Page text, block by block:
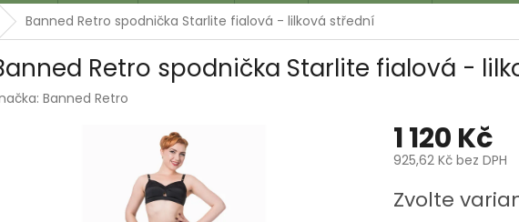
Banned Retro spodnička Starlite fialová - lilková střední
Retro spodnička Starlite fialová -
Banned Retro
1 120 Kč
925,62 Kč bez DPH
cena:
Zvolte